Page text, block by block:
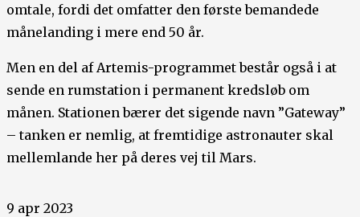
omtale, fordi det omfatter den første bemandede
månelanding i mere end 50 år.
Men en del af Artemis-programmet består også i at
sende en rumstation i permanent kredsløb om
månen. Stationen bærer det sigende navn ”Gateway”
– tanken er nemlig, at fremtidige astronauter skal
mellemlande her på deres vej til Mars.
9 apr 2023